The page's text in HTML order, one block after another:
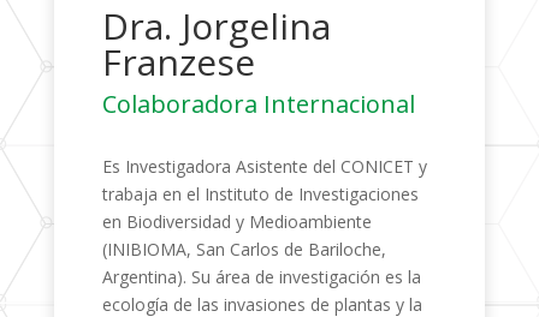
Dra. Jorgelina
Franzese
Colaboradora Internacional
Es Investigadora Asistente del CONICET y
trabaja en el Instituto de Investigaciones
en Biodiversidad y Medioambiente
(INIBIOMA, San Carlos de Bariloche,
Argentina). Su área de investigación es la
ecología de las invasiones de plantas y la